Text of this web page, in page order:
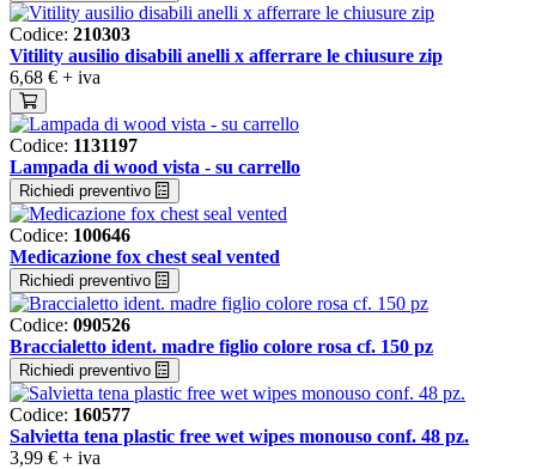
Codice: 210303
Vitility ausilio disabili anelli x afferrare le chiusure zip
6,68 € + iva
Codice: 1131197
Lampada di wood vista - su carrello
Richiedi preventivo
Codice: 100646
Medicazione fox chest seal vented
Richiedi preventivo
Codice: 090526
Braccialetto ident. madre figlio colore rosa cf. 150 pz
Richiedi preventivo
Codice: 160577
Salvietta tena plastic free wet wipes monouso conf. 48 pz.
3,99 € + iva